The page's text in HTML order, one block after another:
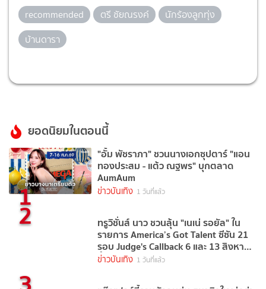
recommended
ตรี ชัยณรงค์
นักร้องลูกทุ่ง
บ้านดารา
ยอดนิยมในตอนนี้
1
"อั้ม พัชราภา" ชวนนางเอกซุปตาร์ "แอน
ทองประสม - แต้ว ณฐพร" บุกตลาด
AumAum
ข่าวบันเทิง 1 วันที่แล้ว
2 ทรูวิชั่นส์ นาว ชวนลุ้น "เนเน่ รอยัล" ใน
รายการ America’s Got Talent ซีซัน 21
รอบ Judge's Callback 6 และ 13 สิงหาคม
นี้
ข่าวบันเทิง 1 วันที่แล้ว